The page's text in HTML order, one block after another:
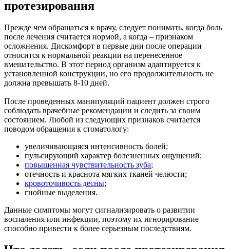
протезирования
Прежде чем обращаться к врачу, следует понимать, когда боль
после лечения считается нормой, а когда – признаком
осложнения. Дискомфорт в первые дни после операции
относится к нормальной реакции на перенесенное
вмешательство. В этот период организм адаптируется к
установленной конструкции, но его продолжительность не
должна превышать 8-10 дней.
После проведенных манипуляций пациент должен строго
соблюдать врачебные рекомендации и следить за своим
состоянием. Любой из следующих признаков считается
поводом обращения к стоматологу:
увеличивающаяся интенсивность болей;
пульсирующий характер болезненных ощущений;
повышенная чувствительность зуба;
отечность и краснота мягких тканей челюсти;
кровоточивость десны;
гнойные выделения.
Данные симптомы могут сигнализировать о развитии
воспаления или инфекции, поэтому их игнорирование
способно привести к более серьезным последствиям.